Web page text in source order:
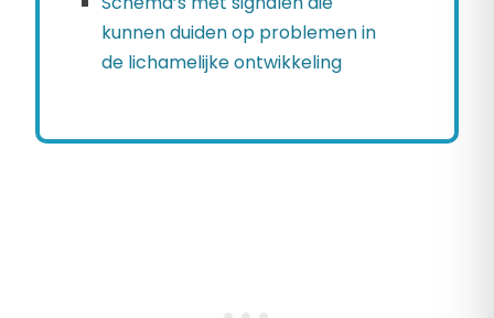
kunnen duiden op problemen in
de lichamelijke ontwikkeling